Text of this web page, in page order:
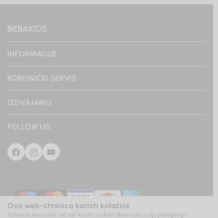
BEBAKIDS
INFORMACIJE
KORISNIČKI SERVIS
IZDVAJAMO
FOLLOW US
Ova web-stranica koristi kolačiće
Poštovani korisniče, naš sajt koristi cookies (kolačiće) u cilju poboljšanja